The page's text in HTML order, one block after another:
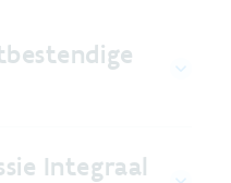
Integraal